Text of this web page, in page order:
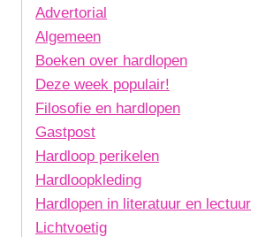
Advertorial
Algemeen
Boeken over hardlopen
Deze week populair!
Filosofie en hardlopen
Gastpost
Hardloop perikelen
Hardloopkleding
Hardlopen in literatuur en lectuur
Lichtvoetig